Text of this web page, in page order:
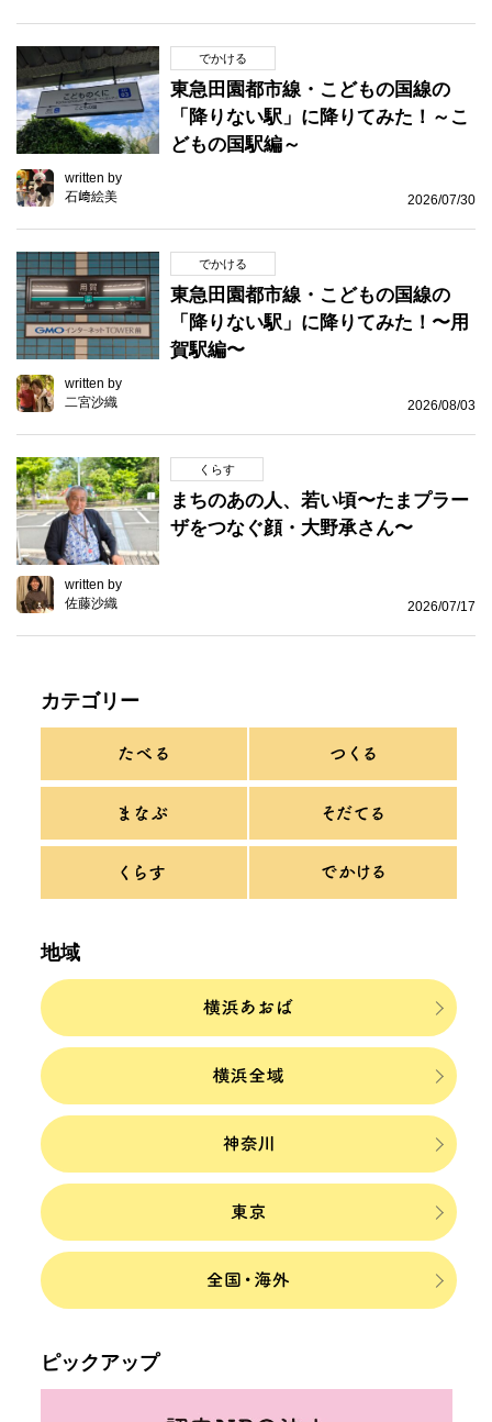
でかける
東急田園都市線・こどもの国線の
「降りない駅」に降りてみた！～こ
どもの国駅編～
written by
石﨑絵美
2026/07/30
でかける
東急田園都市線・こどもの国線の
「降りない駅」に降りてみた！〜用
賀駅編〜
written by
二宮沙織
2026/08/03
くらす
まちのあの人、若い頃〜たまプラー
ザをつなぐ顔・大野承さん〜
written by
佐藤沙織
2026/07/17
カテゴリー
地域
ピックアップ